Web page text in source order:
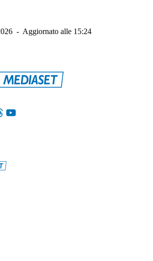
- Aggiornato alle 15:24